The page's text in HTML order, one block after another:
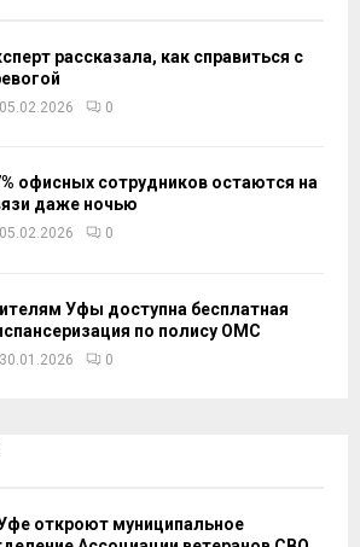
рассказала, как справиться с
05.02.2026 0
офисных сотрудников остаются на
даже ночью
05.02.2026 0
Уфы доступна бесплатная
по полису ОМС
30.01.2026 0
откроют муниципальное